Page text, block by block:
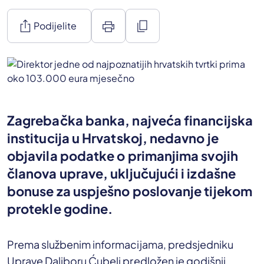
ios_share Podijelite print content_copy
Zagrebačka banka, najveća financijska
institucija u Hrvatskoj, nedavno je
objavila podatke o primanjima svojih
članova uprave, uključujući i izdašne
bonuse za uspješno poslovanje tijekom
protekle godine.
Prema službenim informacijama, predsjedniku
Uprave Daliboru Ćubeli predložen je godišnji